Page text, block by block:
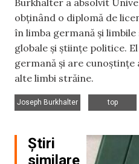
obținând o diplomă de
în limba germană și
globale și științe politice.
germană și are
alte limbi străine.
Joseph Burkhalter
top
Știri
similare